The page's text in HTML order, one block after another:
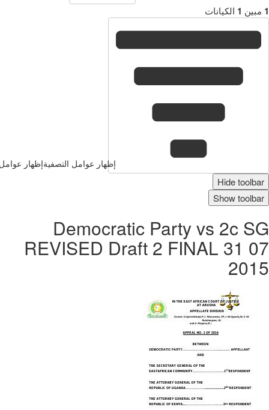
1 مبين 1 الكيانات
إظهار عوامل التصفيةإظهار
Hide toolbar
Show toolbar
Democratic Party vs 2c SG
REVISED Draft 2 FINAL 31 07
2015